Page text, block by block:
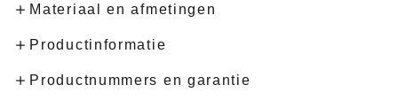
Materiaal en afmetingen
Productinformatie
Productnummers en garantie